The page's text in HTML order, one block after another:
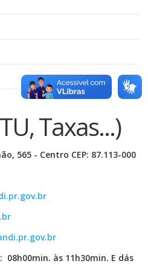
Taxas...)
565 - Centro CEP: 87.113-000
às 11h30min. E dás